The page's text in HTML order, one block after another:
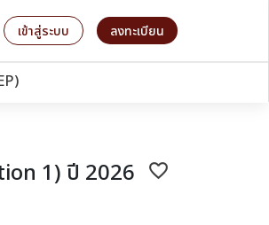
เข้าสู่ระบบ ลงทะเบียน
favorite_border
1) ปี 2026